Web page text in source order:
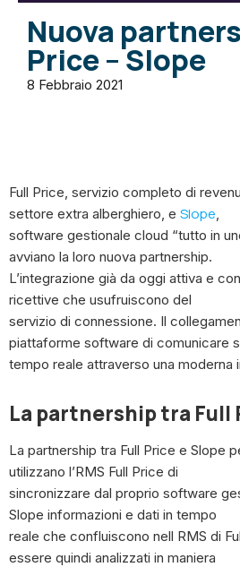
Nuova
Price – Slope
8 Febbraio 2021
Full Price, servizio completo di
settore extra alberghiero, e Slope
software gestionale cloud “tutto in
avviano la loro nuova partnership.
L’integrazione già da oggi attiva e
ricettive che usufruiscono del
servizio di connessione. Il
piattaforme software di comunicare
tempo reale attraverso una moderna
La partnership tra Full
La partnership tra Full Price e Slope
utilizzano l’RMS Full Price di
sincronizzare dal proprio software
Slope informazioni e dati in tempo
reale che confluiscono nell RMS di
essere quindi analizzati in maniera